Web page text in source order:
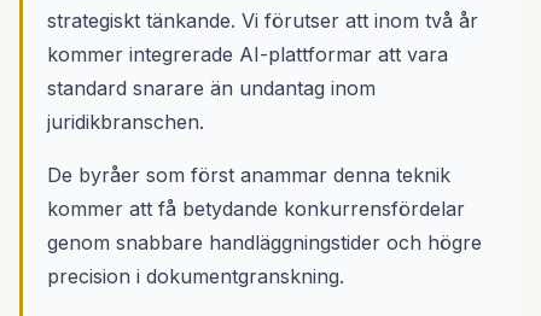
strategiskt tänkande. Vi förutser att inom två år
kommer integrerade AI-plattformar att vara
standard snarare än undantag inom
juridikbranschen.
De byråer som först anammar denna teknik
kommer att få betydande konkurrensfördelar
genom snabbare handläggningstider och högre
precision i dokumentgranskning.